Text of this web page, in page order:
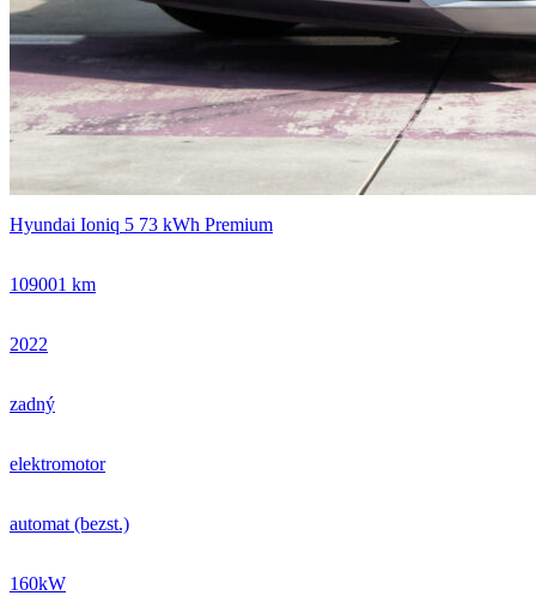
Hyundai Ioniq 5 73 kWh Premium
109001 km
2022
zadný
elektromotor
automat (bezst.)
160kW